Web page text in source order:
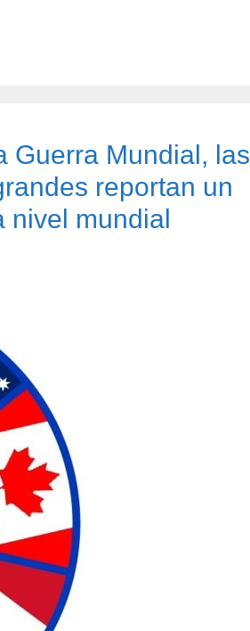
Guerra Mundial, las
reportan un
nivel mundial